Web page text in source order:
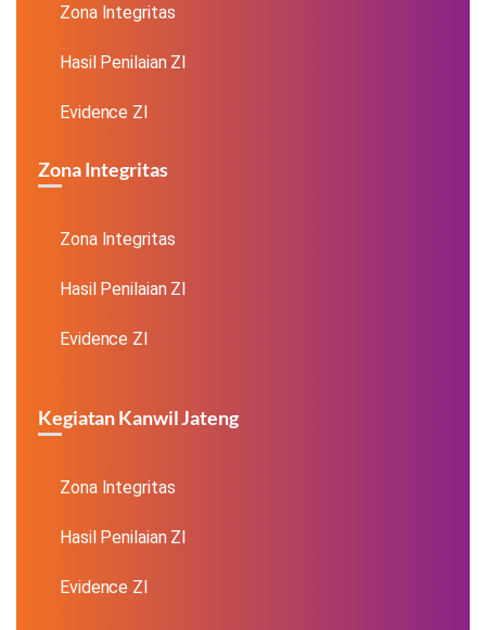
Zona Integritas
Hasil Penilaian ZI
Evidence ZI
Zona Integritas
Zona Integritas
Hasil Penilaian ZI
Evidence ZI
Kegiatan Kanwil Jateng
Zona Integritas
Hasil Penilaian ZI
Evidence ZI